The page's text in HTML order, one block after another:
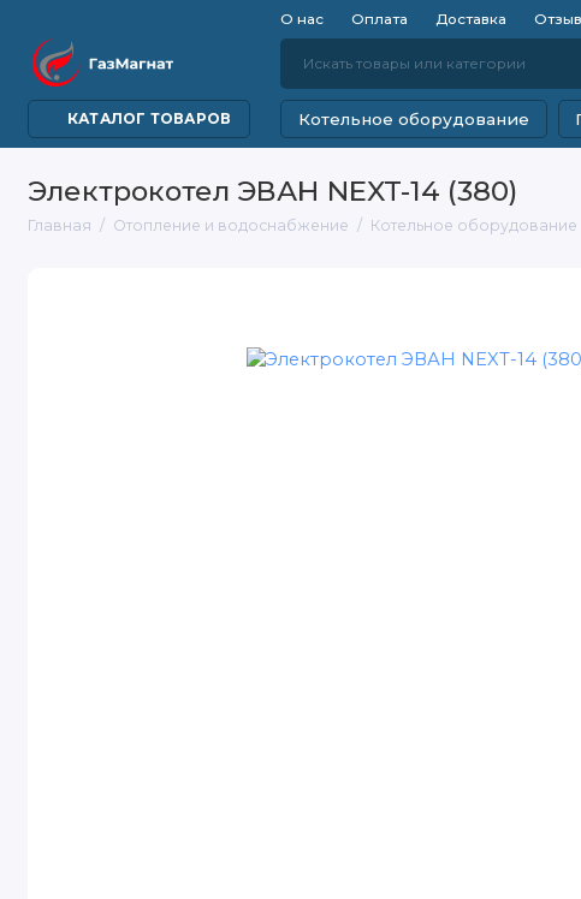
О нас Оплата Доставка
КАТАЛОГ ТОВАРОВ Котельное оборудование
Электрокотел ЭВАН NEXT-14 (380)
Главная Отопление и водоснабжение Котельное оборудование